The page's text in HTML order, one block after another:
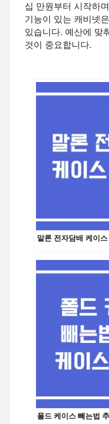
십 만원부터 시작하
기능이 있는 캐비넷
있습니다. 예산에 맞
것이 중요합니다.
말론 전자담배 케이
폴드 케이스 빼는법